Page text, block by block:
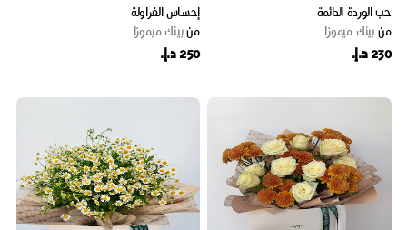
حب الوردة الدائمة
من بينك ميموزا
230 د.إ.
إحساس الفراولة
منبينك ميموزا
250 د.إ.